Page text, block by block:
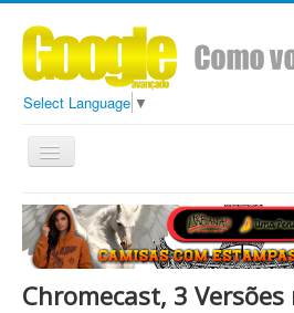
Select Language ▼
Toggle
Navigation
Chromecast, 3